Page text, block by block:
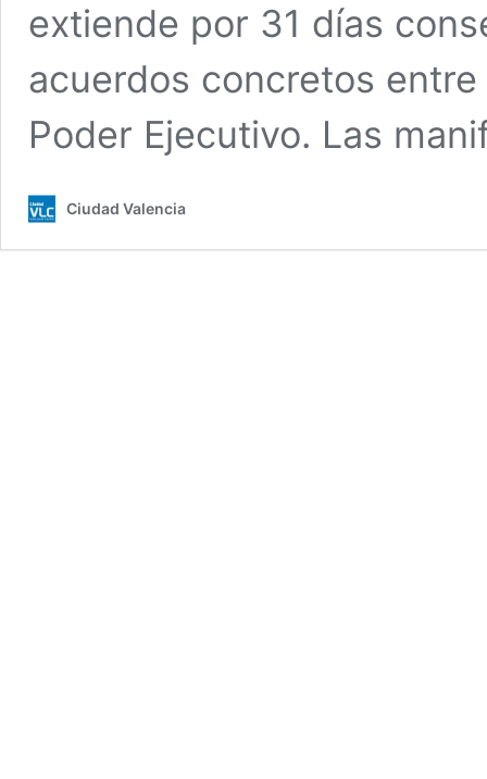
extiende por 31 días
acuerdos concretos
Poder Ejecutivo. ​Las
Ciudad Valencia